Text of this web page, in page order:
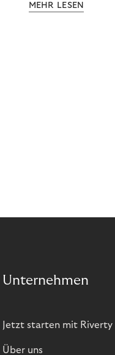
Erlebnis.
MEHR LESEN
Unternehmen
Jetzt starten mit Riverty
Über uns